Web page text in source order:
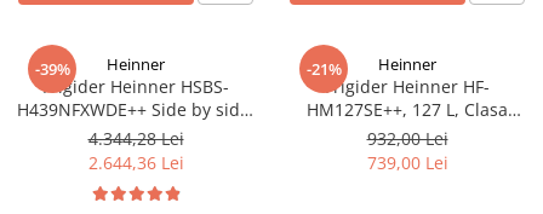
-39% Heinner
Frigider Heinner HSBS-
H439NFXWDE++ Side by side,
433 l, No Frost, Dozator de
apa, Functie smart, Functie
congelare si racire rapida,
Clasa E, H 176.5 cm, inox
4.344,28 Lei
2.644,36 Lei
-21% Heinner
Frigider Heinner HF-
HM127SE++, 127 L, Clasa
energetică E, Dezghețare
automată, Control mecanic cu
termostat ajustabil, Ușă
932,00 Lei
739,00 Lei